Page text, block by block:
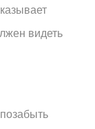
видеть